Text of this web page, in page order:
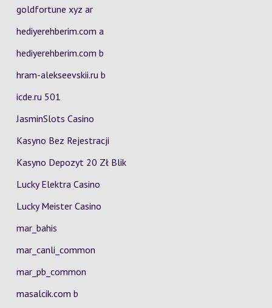
goldfortune xyz ar
hediyerehberim.com a
hediyerehberim.com b
hram-alekseevskii.ru b
icde.ru 501
JasminSlots Casino
Kasyno Bez Rejestracji
Kasyno Depozyt 20 Zł Blik
Lucky Elektra Casino
Lucky Meister Casino
mar_bahis
mar_canli_common
mar_pb_common
masalcik.com b